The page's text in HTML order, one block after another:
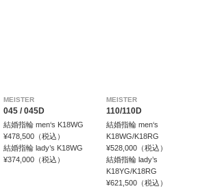
MEISTER
045 / 045D
結婚指輪 men‘s K18WG
¥478,500（税込）
結婚指輪 lady’s K18WG
¥374,000（税込）
MEISTER
110/110D
結婚指輪 men‘s
K18WG/K18RG
¥528,000（税込）
結婚指輪 lady’s
K18YG/K18RG
¥621,500（税込）